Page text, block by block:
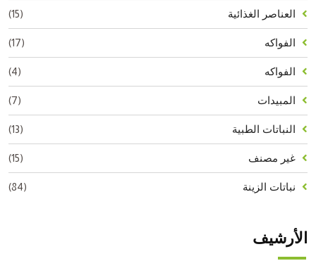
العناصر الغذائية (15)
الفواكه (17)
الفواكه (4)
المبيدات (7)
النباتات الطبية (13)
غير مصنف (15)
نباتات الزينة (84)
الأرشيف